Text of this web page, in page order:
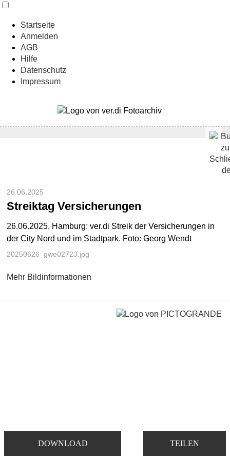
Startseite
Anmelden
AGB
Hilfe
Datenschutz
Impressum
DOWNLOAD TEILEN
26.06.2025
Streiktag Versicherungen
26.06.2025, Hamburg: ver.di Streik der Versicherungen in
der City Nord und im Stadtpark. Foto: Georg Wendt
20250626_gwe02723.jpg
Mehr Bildinformationen